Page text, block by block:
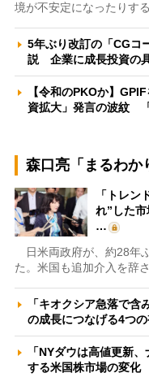
境が不安定になったりす
5年ぶり改訂の「CGコ
説 企業に成長投資の
【令和のPKOか】
資拡大」発言の波紋
森口亮「まるわか
「トレン
れ”した市
…
日米両政府が、約28年
た。米国も追加介入を辞
「キオクシア急落で
の成長につなげる4つ
「NYダウは高値更新
する米国株市場の変